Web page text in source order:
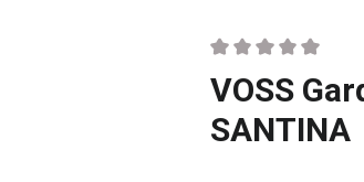
Durchschnittliche
VOSS
SANTINA